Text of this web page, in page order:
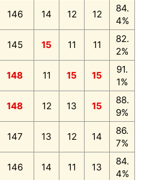
146 14 12 12
84.
4%
145 15 11 11
82.
2%
148 11 15 15
91.
1%
148 12 13 15
88.
9%
147 13 12 14
86.
7%
146 14 11 13
84.
4%